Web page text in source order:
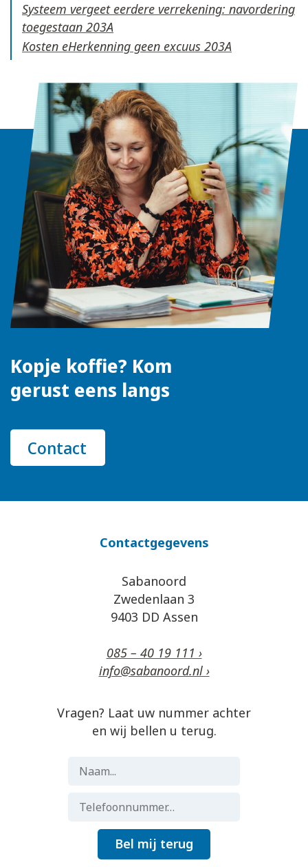
Systeem vergeet eerdere verrekening: navordering
toegestaan
Kosten eHerkenning geen excuus
Kopje koffie? Kom
gerust eens langs
Contact
Contactgegevens
Sabanoord
Zwedenlaan 3
9403 DD Assen
085 – 40 19 111 ›
info@sabanoord.nl ›
Vragen? Laat uw nummer achter
en wij bellen u terug.
Bel mij terug